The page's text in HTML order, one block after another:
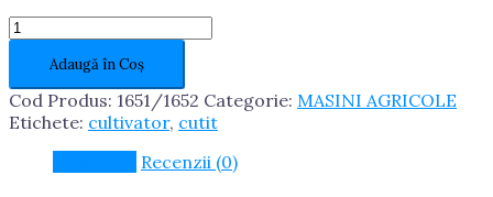
Cantitate
Cutit
cultivator
sormaitat
lateral
stanga/dreapta
Adaugă în Coș
Cod Produs: 1651/1652 Categorie: MASINI AGRICOLE
Etichete: cultivator, cutit
Recenzii (0)